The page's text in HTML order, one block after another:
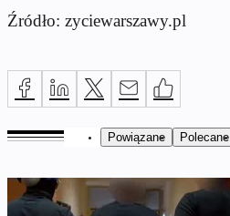
Źródło: zyciewarszawy.pl
Powiązane Polecane